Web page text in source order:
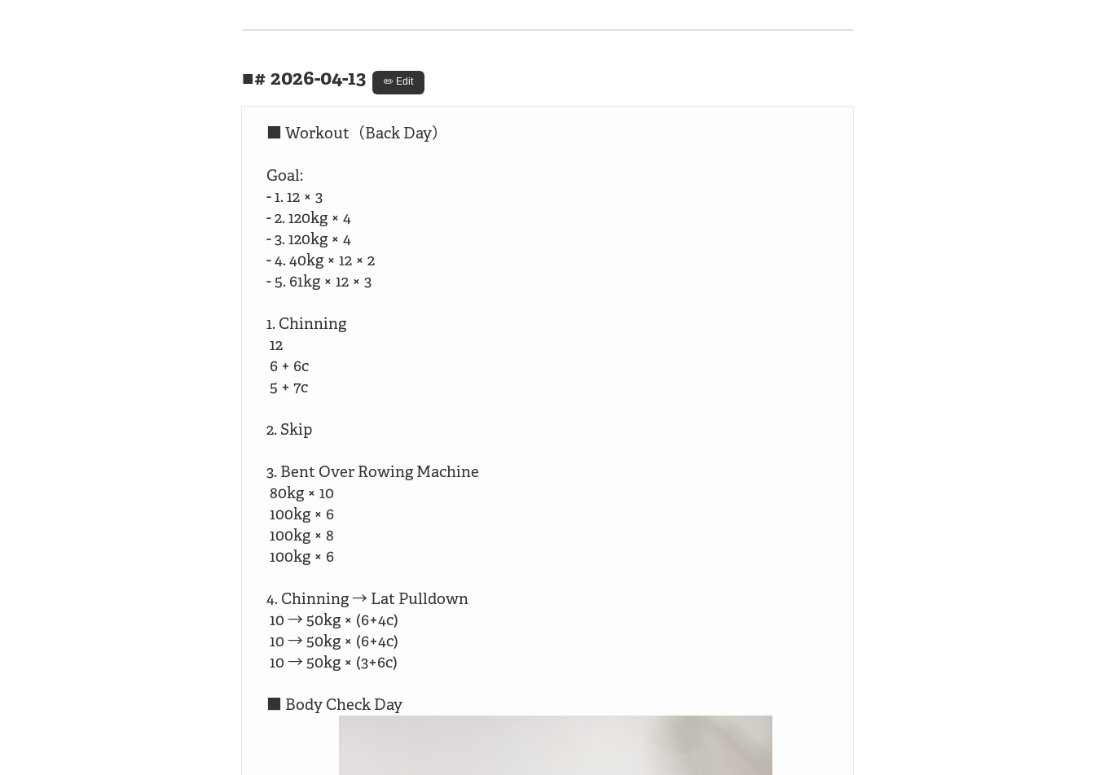
# 2026-04-13 ✏️ Edit
■ Workout（Back Day）
Goal:
- 1. 12 × 3
- 2. 120kg × 4
- 3. 120kg × 4
- 4. 40kg × 12 × 2
- 5. 61kg × 12 × 3
1. Chinning
12
6 + 6c
5 + 7c
2. Skip
3. Bent Over Rowing Machine
80kg × 10
100kg × 6
100kg × 8
100kg × 6
4. Chinning → Lat Pulldown
10 → 50kg × (6+4c)
10 → 50kg × (6+4c)
10 → 50kg × (3+6c)